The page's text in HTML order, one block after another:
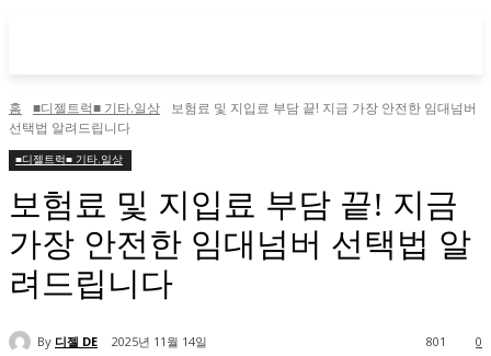
홈 ■디젤트럭■ 기타.일상
보험료 및 지입료 부담 끝! 지금 가장 안전한 임대넘버
선택법 알려드립니다
■디젤트럭■ 기타.일상
보험료 및 지입료 부담 끝! 지금
가장 안전한 임대넘버 선택법 알
려드립니다
By 디젤 DE 2025년 11월 14일 0
801